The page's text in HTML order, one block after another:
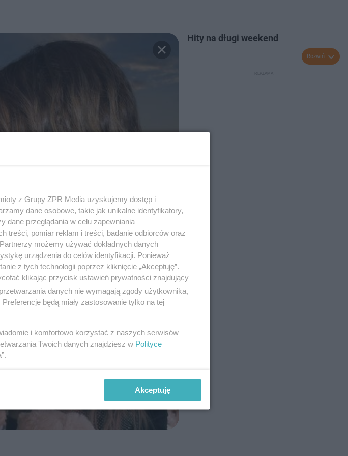
Hity na długi weekend
Rozwiń
z Grupy ZPR Media uzyskujemy dostęp i
dane osobowe, takie jak unikalne identyfikatory,
dane przeglądania w celu zapewniania
treści, pomiar reklam i treści, badanie odbiorców oraz
możemy używać dokładnych danych
urządzenia do celów identyfikacji. Ponieważ
z tych technologii poprzez kliknięcie „Akceptuję”.
klikając przycisk ustawień prywatności znajdujący
danych nie wymagają zgody użytkownika,
będą miały zastosowanie tylko na tej
i komfortowo korzystać z naszych serwisów
Twoich danych znajdziesz w Polityce
Akceptuję